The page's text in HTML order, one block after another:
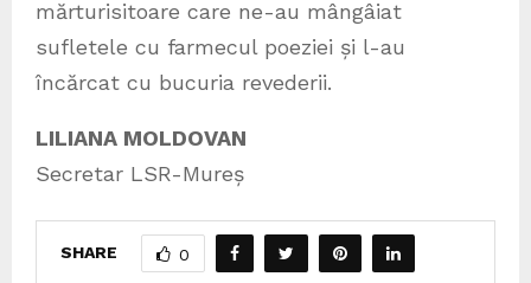
mărturisitoare care ne-au mângâiat
sufletele cu farmecul poeziei și l-au
încărcat cu bucuria revederii.
LILIANA MOLDOVAN
Secretar LSR-Mureș
SHARE 0